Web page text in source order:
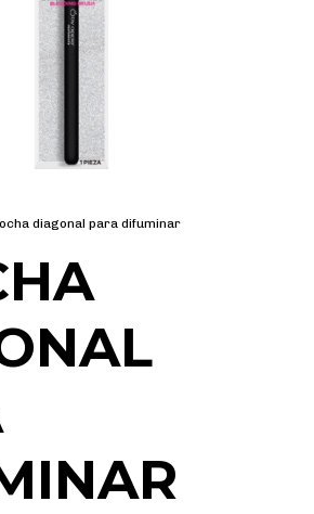
diagonal para difuminar